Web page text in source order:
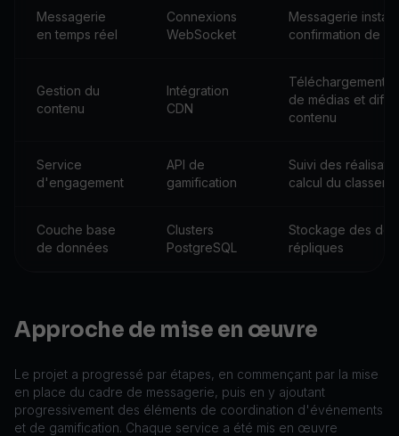
Messagerie
en temps réel
Connexions
WebSocket
Messagerie
confirmation de
Gestion du
contenu
Intégration
CDN
Téléchargement/
de médias et
contenu
Service
d'engagement
API de
gamification
Suivi des
calcul du
Couche base
de données
Clusters
PostgreSQL
Stockage des
répliques
Approche de mise en œuvre
Le projet a progressé par étapes, en commençant par la mise
en place du cadre de messagerie, puis en y ajoutant
progressivement des éléments de coordination d'événements
et de gamification. Chaque service a été mis en œuvre